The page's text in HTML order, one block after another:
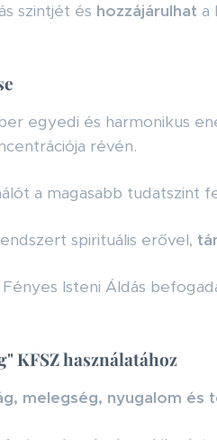
szintjét és hozzájárulhat a
egyedi és harmonikus
révén.
a magasabb tudatszint
spirituális erővel,
Isteni Áldás
KFSZ használatához
melegség, nyugalom és